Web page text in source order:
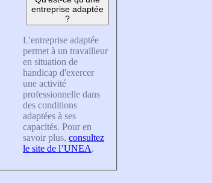
entreprise adaptée
?
L'entreprise adaptée
permet à un travailleur
en situation de
handicap d'exercer
une activité
professionnelle dans
des conditions
adaptées à ses
capacités. Pour en
savoir plus, consultez
le site de l’UNEA.